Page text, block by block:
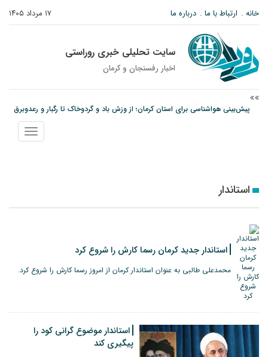
۱۷ مرداد ۱۴۰۵ خانه ارتباط با ما درباره ما
سایت تحلیلی خبری روراستی
اخبار رفسنجان و كرمان
پیش‌بینی هواشناسی برای استان کرمان؛ از وزش باد و گردوخاک تا رگبار و رعدوبرق
پیام رئیس کل دادگستری استان کرمان به مناسبت ۱۷ مردادماه سالروز شهادت شهید
نمایش
منو
استاندار
استاندار جدید کرمان رسما کارش را شروع کرد
محمدعلی طالبی به عنوان استاندار کرمان از امروز رسما کارش را شروع کرد.
استاندار موضوع گرانی کود را
پیگیری کند